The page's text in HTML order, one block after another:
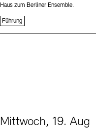
Haus zum Berliner Ensemble.
Führung
Mittwoch, 19. Aug